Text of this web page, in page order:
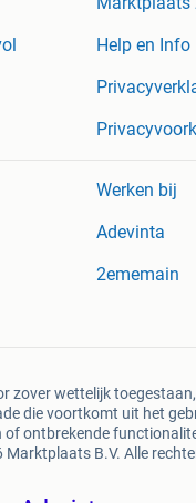
Help en Info
Werken bij
Adevinta
2ememain
zover wettelijk
die voortkomt uit het
ontbrekende
B.V. Alle